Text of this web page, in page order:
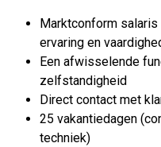
Marktconform
ervaring en
Een afwisselende
zelfstandigheid
Direct contact met
25 vakantiedagen
techniek)